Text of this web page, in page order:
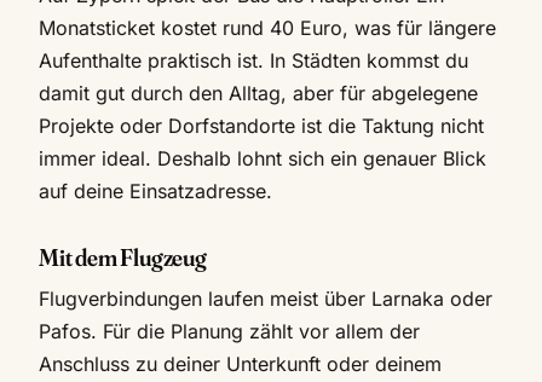
Monatsticket kostet rund 40 Euro, was für längere
Aufenthalte praktisch ist. In Städten kommst du
damit gut durch den Alltag, aber für abgelegene
Projekte oder Dorfstandorte ist die Taktung nicht
immer ideal. Deshalb lohnt sich ein genauer Blick
auf deine Einsatzadresse.
Mit dem Flugzeug
Flugverbindungen laufen meist über Larnaka oder
Pafos. Für die Planung zählt vor allem der
Anschluss zu deiner Unterkunft oder deinem